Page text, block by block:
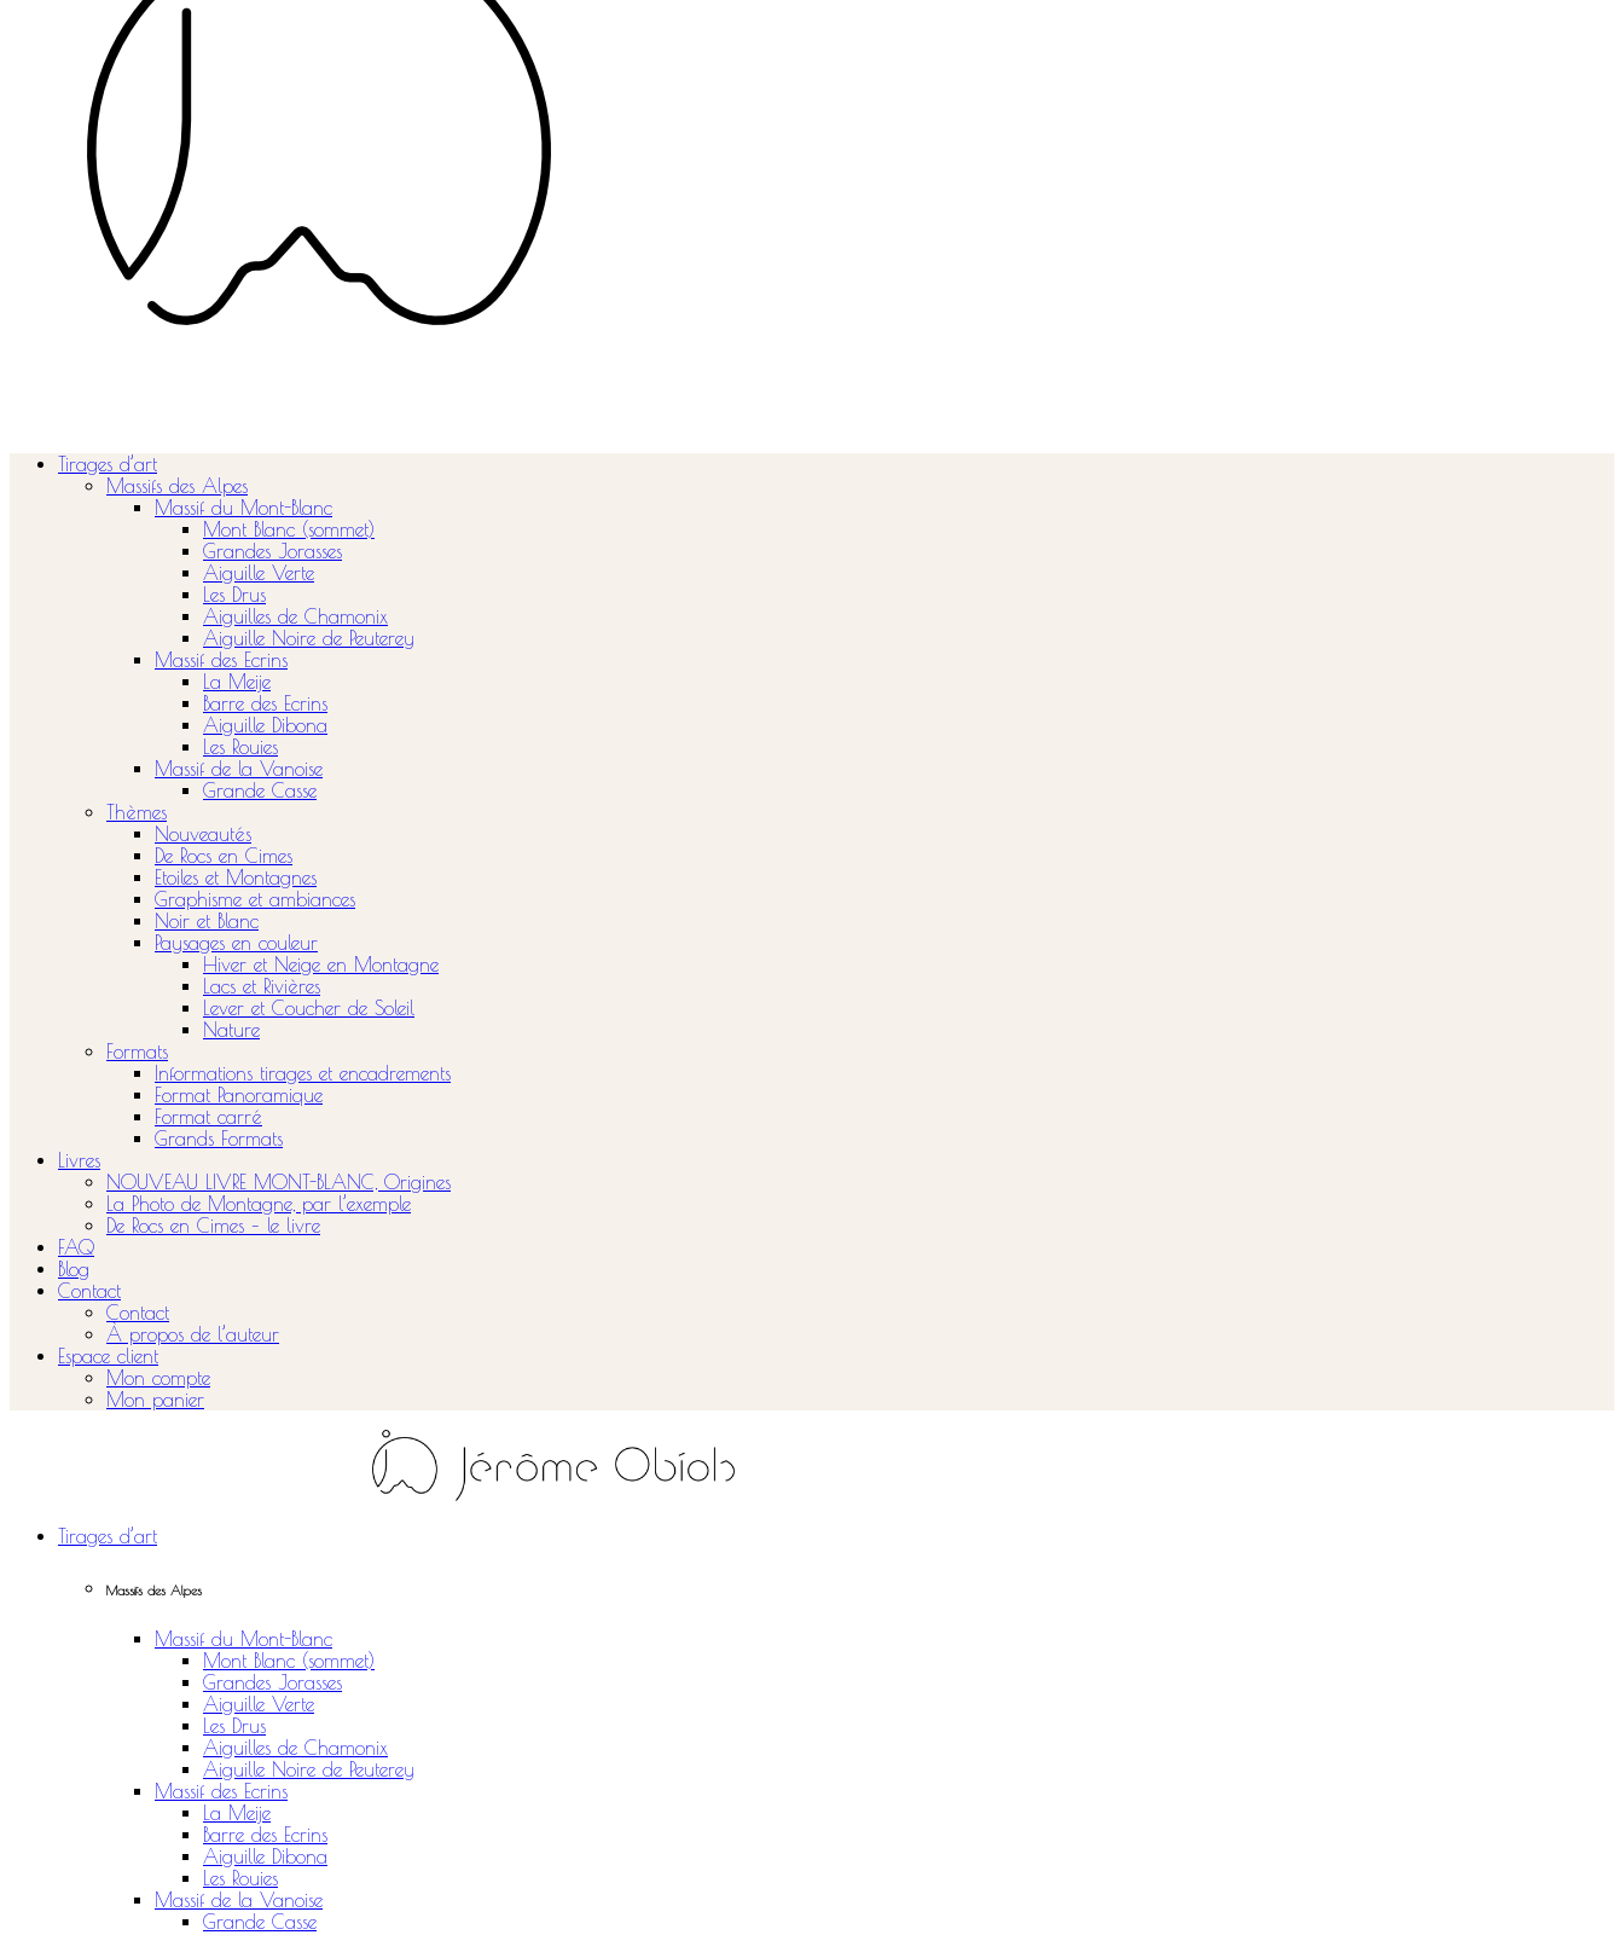
Tirages d’art
Massifs des Alpes
Massif du Mont-Blanc
Mont Blanc (sommet)
Grandes Jorasses
Aiguille Verte
Les Drus
Aiguilles de Chamonix
Aiguille Noire de Peuterey
Massif des Ecrins
La Meije
Barre des Ecrins
Aiguille Dibona
Les Rouies
Massif de la Vanoise
Grande Casse
Thèmes
Nouveautés
De Rocs en Cimes
Etoiles et Montagnes
Graphisme et ambiances
Noir et Blanc
Paysages en couleur
Hiver et Neige en Montagne
Lacs et Rivières
Lever et Coucher de Soleil
Nature
Formats
Informations tirages et encadrements
Format Panoramique
Format carré
Grands Formats
Livres
NOUVEAU LIVRE MONT-BLANC, Origines
La Photo de Montagne, par l’exemple
De Rocs en Cimes – le livre
FAQ
Blog
Contact
Contact
À propos de l’auteur
Espace client
Mon compte
Mon panier
Tirages d’art
Massifs des Alpes
Massif du Mont-Blanc
Mont Blanc (sommet)
Grandes Jorasses
Aiguille Verte
Les Drus
Aiguilles de Chamonix
Aiguille Noire de Peuterey
Massif des Ecrins
La Meije
Barre des Ecrins
Aiguille Dibona
Les Rouies
Massif de la Vanoise
Grande Casse